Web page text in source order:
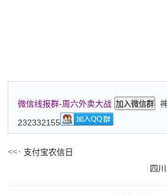
微信线报群-周六外卖大战 加入微信群
232332155
支付宝农信日
四